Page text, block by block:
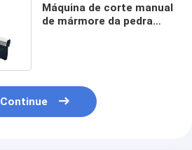
Máquina de corte manual
de mármore da pedra
Continue